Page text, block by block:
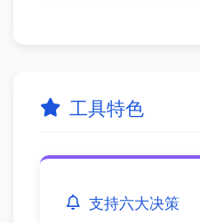
工具特色
支持六大决策